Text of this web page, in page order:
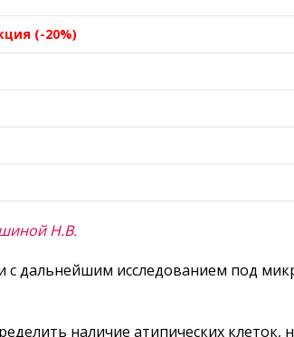
(-20%)
Н.В.
дальнейшим исследованием под
наличие атипических клеток,